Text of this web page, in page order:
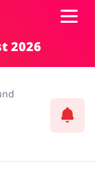
2026